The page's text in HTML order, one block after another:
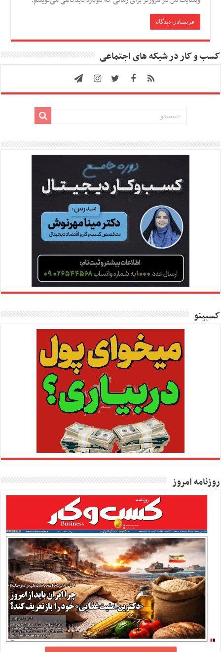
کسب و کار در شبکه های اجتماعی
کسبینو
روزنامه امروز